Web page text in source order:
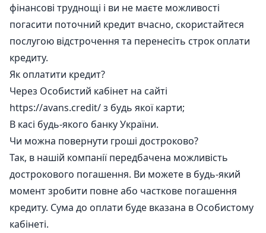
фінансові труднощі і ви не маєте можливості
погасити поточний кредит вчасно, скористайтеся
послугою відстрочення та перенесіть строк оплати
кредиту.
Як оплатити кредит?
Через Особистий кабінет на сайті
https://avans.credit/ з будь якої карти;
В касі будь-якого банку України.
Чи можна повернути гроші достроково?
Так, в нашій компанії передбачена можливість
дострокового погашення. Ви можете в будь-який
момент зробити повне або часткове погашення
кредиту. Сума до оплати буде вказана в Особистому
кабінеті.